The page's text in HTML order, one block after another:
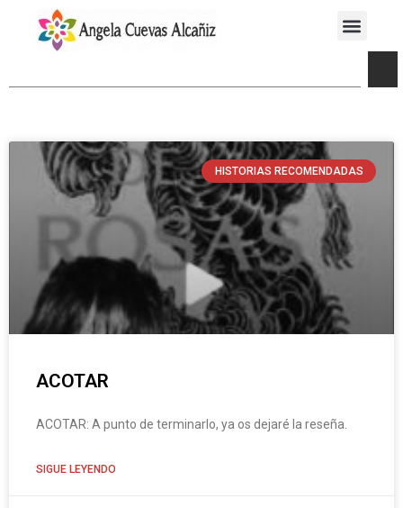
HISTORIAS RECOMENDADAS
ACOTAR
ACOTAR: A punto de terminarlo, ya os dejaré la reseña.
SIGUE LEYENDO